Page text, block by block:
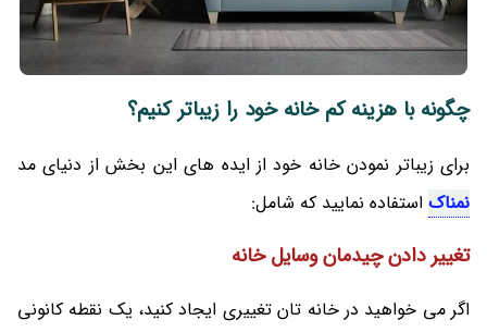
چگونه با هزینه کم خانه خود را زیباتر کنیم؟
برای زیباتر نمودن خانه خود از ایده های این بخش از دنیای مد
نمناک استفاده نمایید که شامل:
تغییر دادن چیدمان وسایل خانه
اگر می خواهید در خانه تان تغییری ایجاد کنید، یک نقطه کانونی